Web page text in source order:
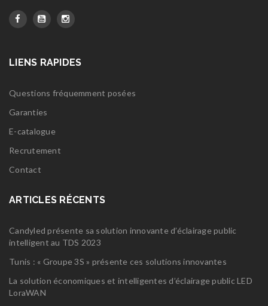
LIENS RAPIDES
Questions fréquemment posées
Garanties
E-catalogue
Recrutement
Contact
ARTICLES RÉCENTS
Candyled présente sa solution innovante d’éclairage public
intelligent au TDS 2023
Tunis : « Groupe 3S » présente ces solutions innovantes
La solution économiques et intelligentes d’éclairage public LED
LoraWAN